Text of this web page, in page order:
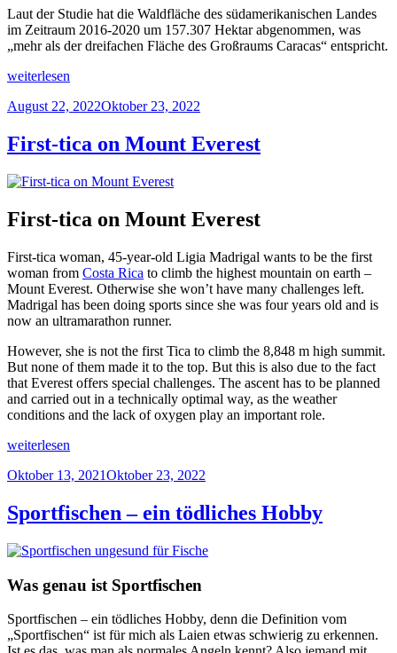
Laut der Studie hat die Waldfläche des südamerikanischen Landes
im Zeitraum 2016-2020 um 157.307 Hektar abgenommen, was
„mehr als der dreifachen Fläche des Großraums Caracas“ entspricht.
„Regenwald“
weiterlesen
Veröffentlicht
August 22, 2022Oktober 23, 2022
First-tica on Mount Everest
First-tica on Mount Everest
First-tica woman, 45-year-old Ligia Madrigal wants to be the first
woman from Costa Rica to climb the highest mountain on earth –
Mount Everest. Otherwise she won’t have many challenges left.
Madrigal has been doing sports since she was four years old and is
now an ultramarathon runner.
However, she is not the first Tica to climb the 8,848 m high summit.
But none of them made it to the top. But this is also due to the fact
that Everest offers special challenges. The ascent has to be planned
and carried out in a technically optimal way, as the weather
conditions and the lack of oxygen play an important role.
„First-
on
Everest“
weiterlesen
Veröffentlicht
Oktober 13, 2021Oktober 23, 2022
Sportfischen – ein tödliches Hobby
Was genau ist Sportfischen
Sportfischen – ein tödliches Hobby, denn die Definition vom
„Sportfischen“ ist für mich als Laien etwas schwierig zu erkennen.